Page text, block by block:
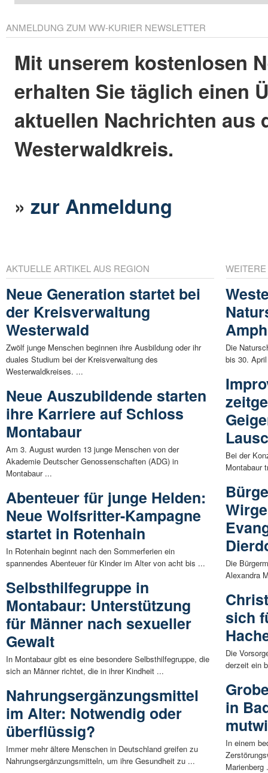
ANMELDUNG ZUM WW-KURIER NEWSLETTER
Mit unserem kostenlosen
erhalten Sie täglich einen
aktuellen Nachrichten aus
Westerwaldkreis.
»zur Anmeldung
AKTUELLE ARTIKEL AUS REGION
Neue Generation startet bei
der Kreisverwaltung
Westerwald
Zwölf junge Menschen beginnen ihre Ausbildung oder ihr
duales Studium bei der Kreisverwaltung des
Westerwaldkreises. ...
Neue Auszubildende starten
ihre Karriere auf Schloss
Montabaur
Am 3. August wurden 13 junge Menschen von der
Akademie Deutscher Genossenschaften (ADG) in
Montabaur ...
Abenteuer für junge Helden:
Neue Wolfsritter-Kampagne
startet in Rotenhain
In Rotenhain beginnt nach den Sommerferien ein
spannendes Abenteuer für Kinder im Alter von acht bis ...
Selbsthilfegruppe in
Montabaur: Unterstützung
für Männer nach sexueller
Gewalt
In Montabaur gibt es eine besondere Selbsthilfegruppe, die
sich an Männer richtet, die in ihrer Kindheit ...
Nahrungsergänzungsmittel
im Alter: Notwendig oder
überflüssig?
Immer mehr ältere Menschen in Deutschland greifen zu
Nahrungsergänzungsmitteln, um ihre Gesundheit zu ...
Die
bis 30.
Bei der
Montabaur
Die
Alexandra
sich
Die
derzeit ein
in
In einem
Marienberg